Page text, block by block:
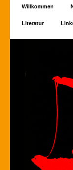
Willkommen
Literatur